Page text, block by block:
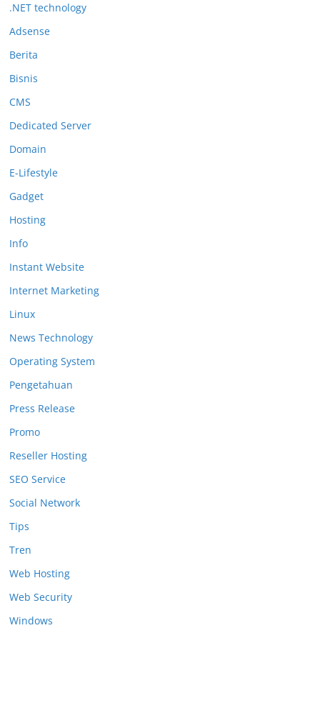
.NET technology
Adsense
Berita
Bisnis
CMS
Dedicated Server
Domain
E-Lifestyle
Gadget
Hosting
Info
Instant Website
Internet Marketing
Linux
News Technology
Operating System
Pengetahuan
Press Release
Promo
Reseller Hosting
SEO Service
Social Network
Tips
Tren
Web Hosting
Web Security
Windows